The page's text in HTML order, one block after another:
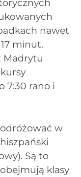
nawet
minut.
Madrytu
7:30 rano i
w
Są to
klasy